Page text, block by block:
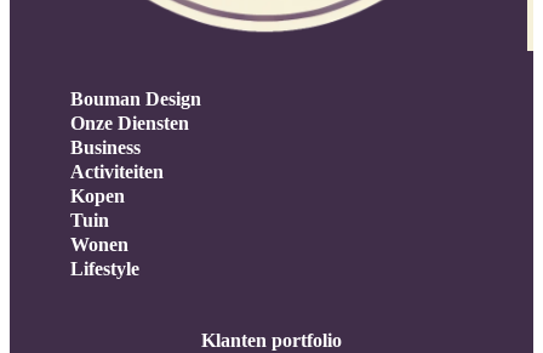
Bouman Design
Onze Diensten
Business
Activiteiten
Kopen
Tuin
Wonen
Lifestyle
Klanten portfolio